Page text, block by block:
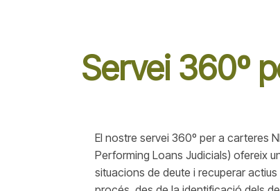
Servei 360º
El nostre servei 360º per a carteres
Performing Loans Judicials) ofereix
situacions de deute i recuperar